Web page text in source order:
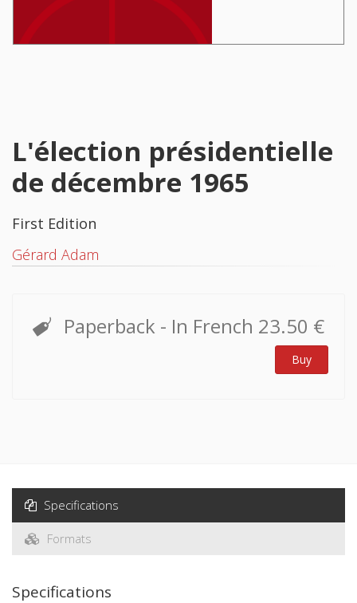
L'élection présidentielle
de décembre 1965
First Edition
Gérard Adam
Paperback - In French 23.50 €
Buy
Specifications
Formats
Specifications